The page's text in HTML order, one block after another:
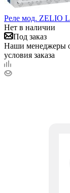
Реле мод. ZELIO
Нет в наличии
Под заказ
Наши менеджеры
условия заказа